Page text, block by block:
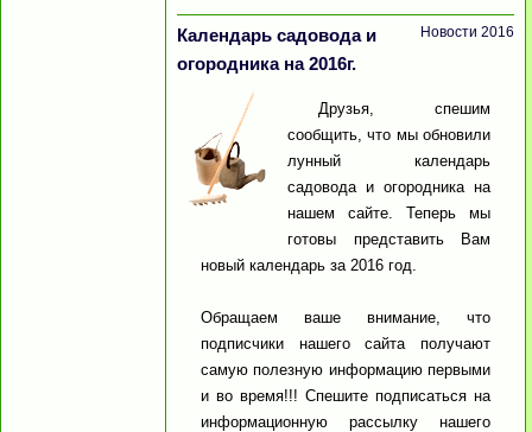
Календарь садовода и
огородника на 2016г.
Новости 2016
Друзья, спешим
сообщить, что мы обновили
лунный календарь
садовода и огородника на
нашем сайте. Теперь мы
готовы представить Вам
новый календарь за 2016 год.
Обращаем ваше внимание, что
подписчики нашего сайта получают
самую полезную информацию первыми
и во время!!! Спешите подписаться на
информационную рассылку нашего